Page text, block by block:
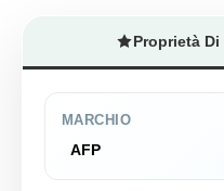
Proprietà Di
MARCHIO
AFP